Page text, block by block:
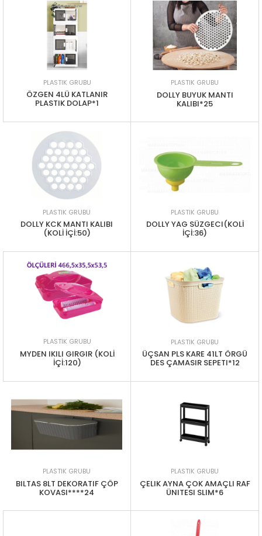
PLASTIK GRUBU
ÖZGEN 4LÜ KATLANIR
PLASTIK DOLAP*1
PLASTIK GRUBU
DOLLY BUYUK MANTI
KALIBI*25
PLASTIK GRUBU
DOLLY KCK MANTI KALIBI
(KOLİ İÇİ:50)
PLASTIK GRUBU
DOLLY YAG SÜZGECI(KOLİ
İÇİ:36)
PLASTIK GRUBU
MYDEN IKILI GIRGIR (KOLİ
İÇİ:120)
PLASTIK GRUBU
ÜÇSAN PLS KARE 41LT ÖRGÜ
DES ÇAMASIR SEPETI*12
PLASTIK GRUBU
BILTAS 8LT DEKORATIF ÇÖP
KOVASI****24
PLASTIK GRUBU
ÇELIK AYNA ÇOK AMAÇLI RAF
ÜNITESI SLIM*6